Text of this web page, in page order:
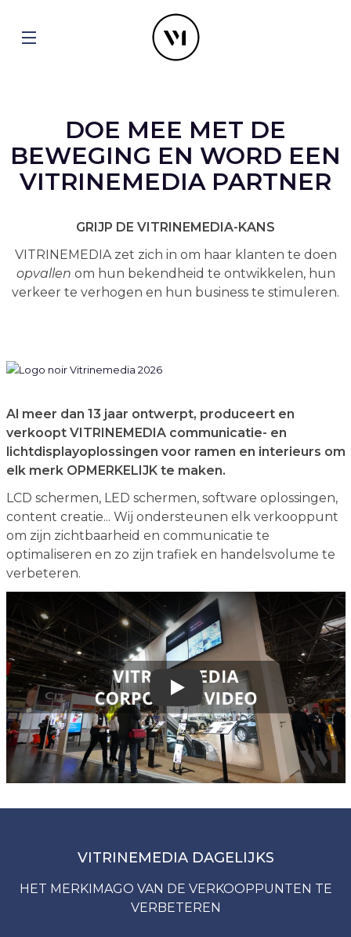
DOE MEE MET DE
BEWEGING EN WORD EEN
VITRINEMEDIA PARTNER
GRIJP DE VITRINEMEDIA-KANS
VITRINEMEDIA zet zich in om haar klanten te doen
opvallen om hun bekendheid te ontwikkelen, hun
verkeer te verhogen en hun business te stimuleren.
Al meer dan 13 jaar ontwerpt, produceert en
verkoopt VITRINEMEDIA communicatie- en
lichtdisplayoplossingen voor ramen en interieurs om
elk merk OPMERKELIJK te maken.
LCD schermen, LED schermen, software oplossingen,
content creatie... Wij ondersteunen elk verkooppunt
om zijn zichtbaarheid en communicatie te
optimaliseren en zo zijn trafiek en handelsvolume te
verbeteren.
Play
VITRINEMEDIA DAGELIJKS
HET MERKIMAGO VAN DE VERKOOPPUNTEN TE
VERBETEREN